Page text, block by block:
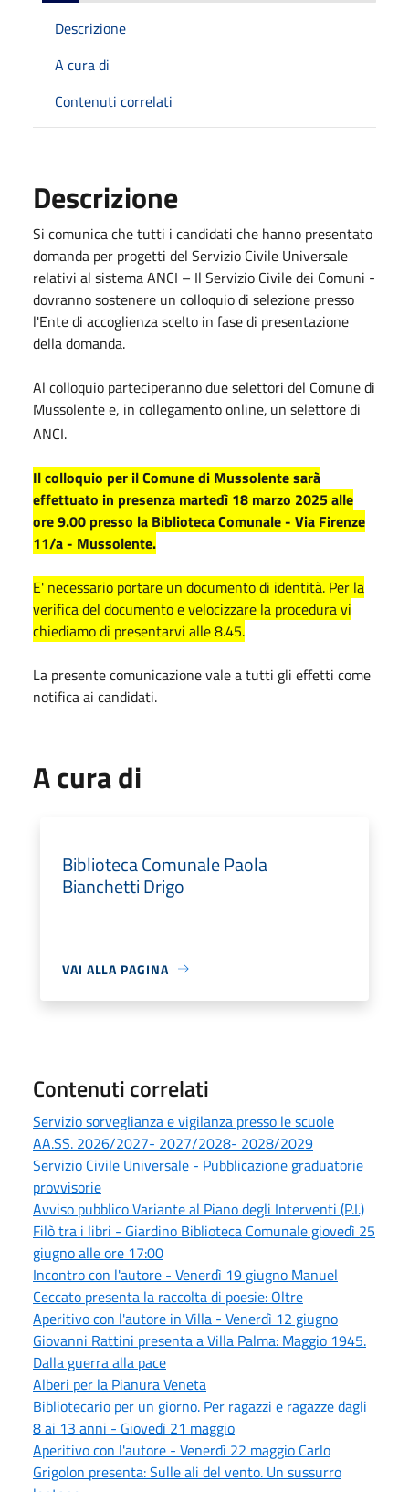
Descrizione
A cura di
Contenuti correlati
Descrizione
Si comunica che tutti i candidati che hanno presentato
domanda per progetti del Servizio Civile Universale
relativi al sistema ANCI – Il Servizio Civile dei Comuni -
dovranno sostenere un colloquio di selezione presso
l'Ente di accoglienza scelto in fase di presentazione
della domanda.
Al colloquio parteciperanno due selettori del Comune di
Mussolente e, in collegamento online, un selettore di
ANCI.
Il colloquio per il Comune di Mussolente sarà
effettuato in presenza martedì 18 marzo 2025alle
ore 9.00 presso la Biblioteca Comunale - Via Firenze
11/a - Mussolente.
E' necessario portare un documento di identità. Per la
verifica del documento e velocizzare la procedura vi
chiediamo di presentarvi alle 8.45.
La presente comunicazione vale a tutti gli effetti come
notifica ai candidati.
A cura di
Biblioteca Comunale Paola
Bianchetti Drigo
VAI ALLA PAGINA
Contenuti correlati
Servizio sorveglianza e vigilanza presso le scuole
AA.SS. 2026/2027- 2027/2028- 2028/2029
Servizio Civile Universale - Pubblicazione graduatorie
provvisorie
Avviso pubblico Variante al Piano degli Interventi (P.I.)
Filò tra i libri - Giardino Biblioteca Comunale giovedì 25
giugno alle ore 17:00
Incontro con l'autore - Venerdì 19 giugno Manuel
Ceccato presenta la raccolta di poesie: Oltre
Aperitivo con l'autore in Villa - Venerdì 12 giugno
Giovanni Rattini presenta a Villa Palma: Maggio 1945.
Dalla guerra alla pace
Alberi per la Pianura Veneta
Bibliotecario per un giorno. Per ragazzi e ragazze dagli
8 ai 13 anni - Giovedì 21 maggio
Aperitivo con l'autore - Venerdì 22 maggio Carlo
Grigolon presenta: Sulle ali del vento. Un sussurro